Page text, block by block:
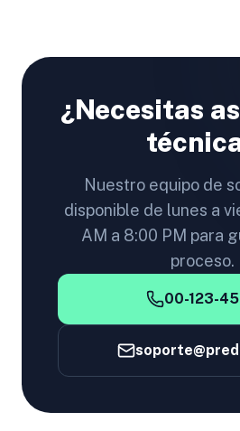
¿Necesitas
Nuestro equipo de
disponible de lunes a
AM a 8:00 PM para
proceso.
00-123-